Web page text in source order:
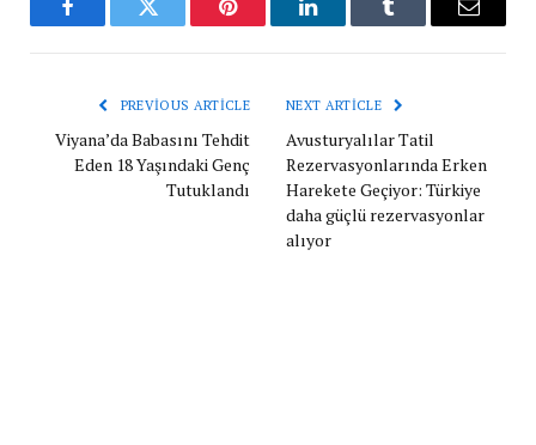
FacebookTwitter Pinterest LinkedInTumblr Email
PREVIOUS ARTICLE
Viyana’da Babasını Tehdit
Eden 18 Yaşındaki Genç
Tutuklandı
NEXT ARTICLE
Avusturyalılar Tatil
Rezervasyonlarında Erken
Harekete Geçiyor: Türkiye
daha güçlü rezervasyonlar
alıyor